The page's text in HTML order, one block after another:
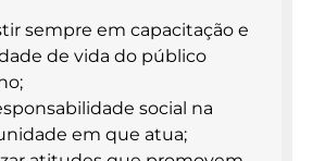
sempre em capacitação e
de vida do público
social na
em que atua;